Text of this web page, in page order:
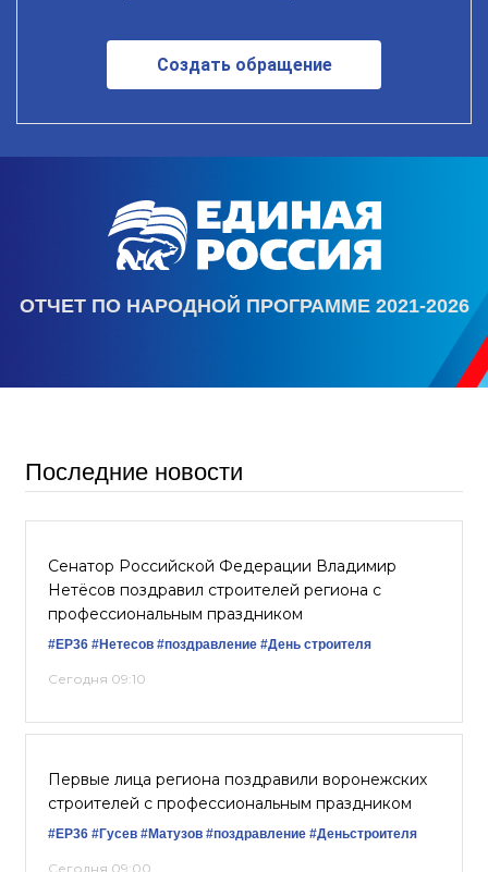
Создать обращение
ОТЧЕТ ПО НАРОДНОЙ ПРОГРАММЕ 2021-2026
Последние новости
Сенатор Российской Федерации Владимир
Нетёсов поздравил строителей региона с
профессиональным праздником
#ЕР36 #Нетесов #поздравление #День строителя
Сегодня 09:10
Первые лица региона поздравили воронежских
строителей с профессиональным праздником
#ЕР36 #Гусев #Матузов #поздравление #Деньстроителя
Сегодня 09:00